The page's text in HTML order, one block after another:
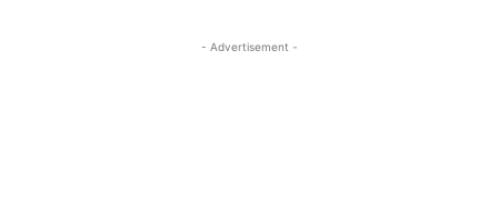
- Advertisement -